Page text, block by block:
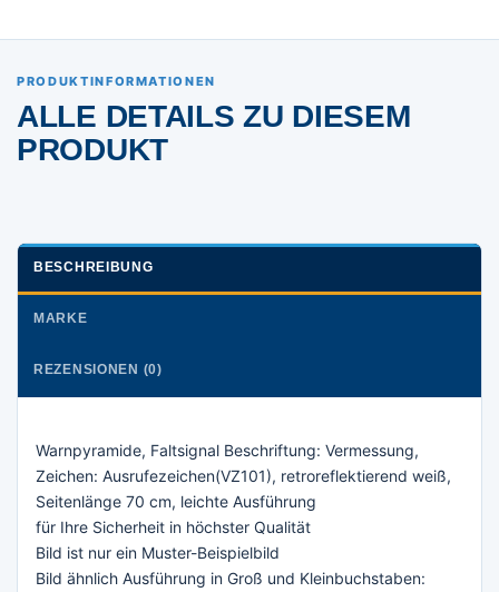
PRODUKTINFORMATIONEN
ALLE DETAILS ZU DIESEM
PRODUKT
BESCHREIBUNG
MARKE
REZENSIONEN (0)
Warnpyramide, Faltsignal Beschriftung: Vermessung,
Zeichen: Ausrufezeichen(VZ101), retroreflektierend weiß,
Seitenlänge 70 cm, leichte Ausführung
für Ihre Sicherheit in höchster Qualität
Bild ist nur ein Muster-Beispielbild
Bild ähnlich Ausführung in Groß und Kleinbuchstaben: